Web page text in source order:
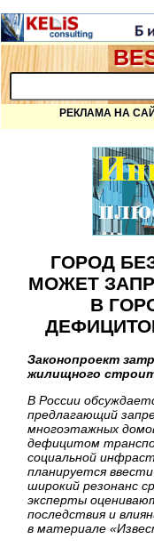
РЕКЛАМА НА
ГОРОД
МОЖЕТ
В
Законопроект
жилищного
В России
предлагающий
многоэтажных
дефицитом
социальной
планируется
широкий резонанс
эксперты
последствия и
в материале